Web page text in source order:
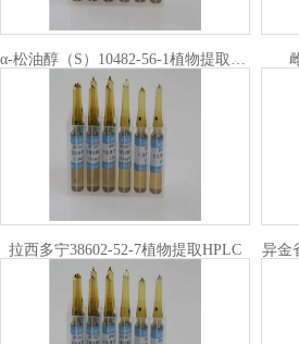
α-松油醇（S）10482-56-1植物提取HPLC
拉西多宁38602-52-7植物提取HPLC 异金